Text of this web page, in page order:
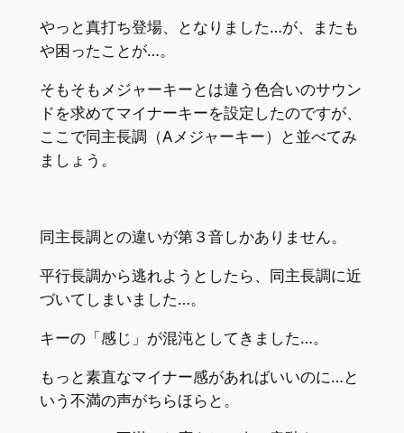
やっと真打ち登場、となりました…が、またも
や困ったことが…。
そもそもメジャーキーとは違う色合いのサウン
ドを求めてマイナーキーを設定したのですが、
ここで同主長調（Aメジャーキー）と並べてみ
ましょう。
同主長調との違いが第３音しかありません。
平行長調から逃れようとしたら、同主長調に近
づいてしまいました…。
キーの「感じ」が混沌としてきました…。
もっと素直なマイナー感があればいいのに…と
いう不満の声がちらほらと。